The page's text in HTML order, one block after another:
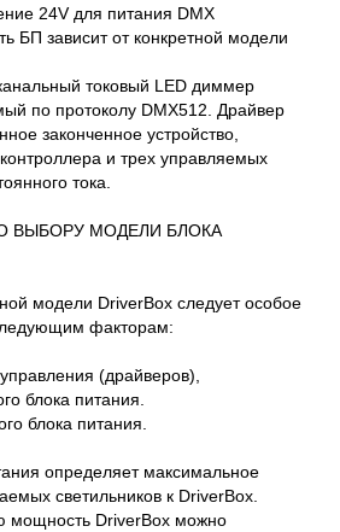
24V для питания DMX
БП зависит от конкретной модели
токовый LED диммер
по протоколу DMX512. Драйвер
законченное устройство,
и трех управляемых
тока.
ВЫБОРУ МОДЕЛИ БЛОКА
модели DriverBox следует особое
факторам:
(драйверов),
блока питания.
блока питания.
определяет максимальное
светильников к DriverBox.
мощность DriverBox можно